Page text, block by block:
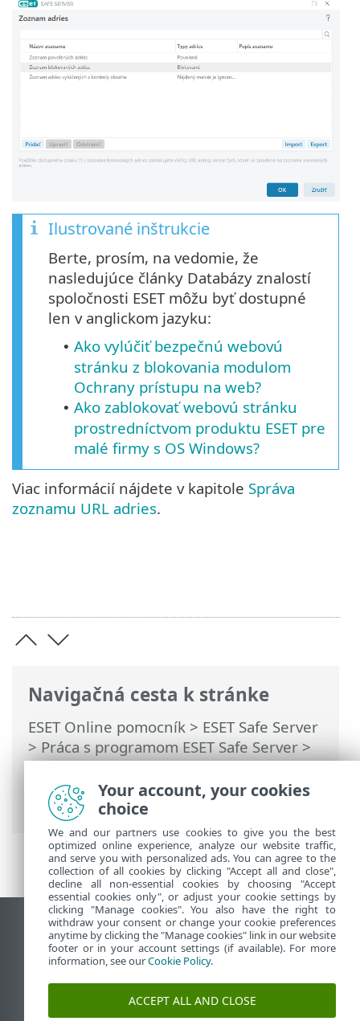
Navigačná cesta k stránke
ESET Online pomocník > ESET Safe Server
> Práca s programom ESET Safe Server>
Rozšírené nastavenia>Ochrana>
Ochrana prístupu na web >Správa
zoznamu URL adries
> Zoznamy adries
Ilustrované inštrukcie
Berte, prosím, na vedomie, že
nasledujúce články Databázy znalostí
spoločnosti ESET môžu byť dostupné
len v anglickom jazyku:
• Ako vylúčiť bezpečnú webovú
stránku z blokovania modulom
Ochrany prístupu na web?
• Ako zablokovať webovú stránku
prostredníctvom produktu ESET pre
malé firmy s OS Windows?
Viac informácií nájdete v kapitole Správa
zoznamu URL adries.
Zobraziť stránku ako na počítači
End of Life
Databáza znalostí ESET
ESET Fórum
ESET Status Portal
Your account, your cookies
choice
We and our partners use cookies to give you the best
optimized online experience, analyze our website traffic,
and serve you with personalized ads. You can agree to the
collection of all cookies by clicking "Accept all and close",
decline all non-essential cookies by choosing "Accept
essential cookies only", or adjust your cookie settings by
clicking "Manage cookies". You also have the right to
withdraw your consent or change your cookie preferences
anytime by clicking the "Manage cookies" link in our website
footer or in your account settings (if available). For more
information, see ourCookie Policy.
ACCEPT ALL AND CLOSE